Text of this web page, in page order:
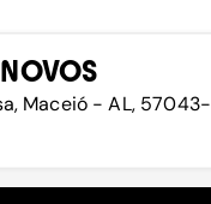
Maceió - AL, 57043-